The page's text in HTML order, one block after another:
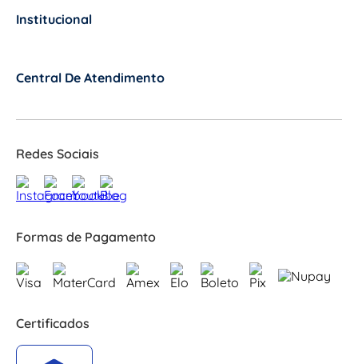
Institucional
Central De Atendimento
Redes Sociais
Formas de Pagamento
Certificados